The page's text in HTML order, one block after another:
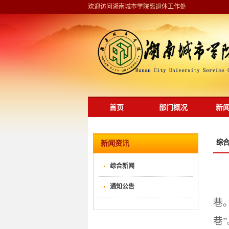
欢迎访问湖南城市学院离退休工作处
首页 部门概况 新
新闻资讯
综合新闻
通知公告
综
巷
巷